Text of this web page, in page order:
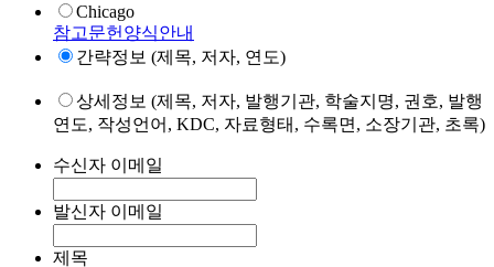
Chicago
참고문헌양식안내
간략정보 (제목, 저자, 연도)
상세정보 (제목, 저자, 발행기관, 학술지명, 권호, 발행
연도, 작성언어, KDC, 자료형태, 수록면, 소장기관, 초록)
수신자 이메일
발신자 이메일
제목